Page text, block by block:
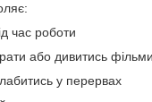
час роботи
або дивитись фільми
у перервах